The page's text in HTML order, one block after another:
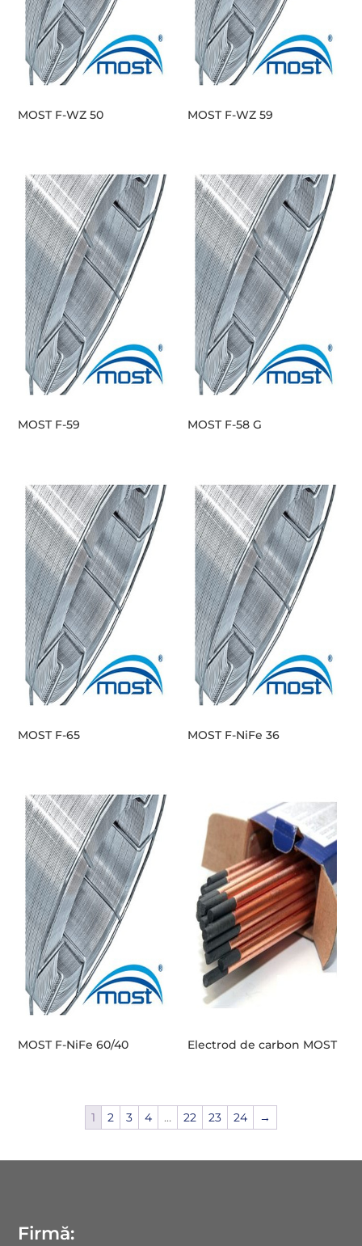
MOST F-WZ 50 MOST F-WZ 59
MOST F-59 MOST F-58 G
MOST F-65 MOST F-NiFe 36
MOST F-NiFe 60/40 Electrod de carbon MOST
1 2 3 4 … 22 23 24 →
Firmă: